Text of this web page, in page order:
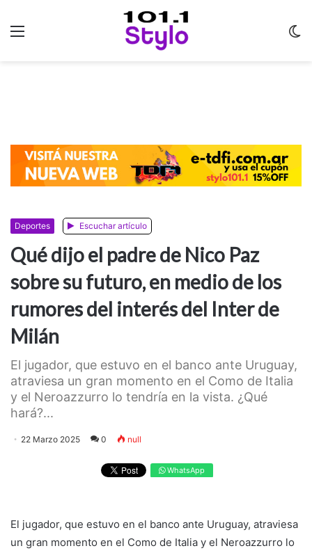
Deportes Escuchar artículo
Qué dijo el padre de Nico Paz
sobre su futuro, en medio de los
rumores del interés del Inter de
Milán
El jugador, que estuvo en el banco ante Uruguay,
atraviesa un gran momento en el Como de Italia
y el Neroazzurro lo tendría en la vista. ¿Qué
hará?...
22 Marzo 2025 0 null
WhatsApp
El jugador, que estuvo en el banco ante Uruguay, atraviesa
un gran momento en el Como de Italia y el Neroazzurro lo